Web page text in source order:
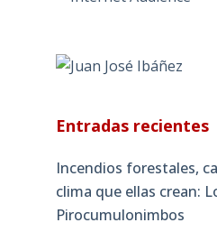
Entradas recientes
Incendios forestales,
clima que ellas crean:
Pirocumulonimbos